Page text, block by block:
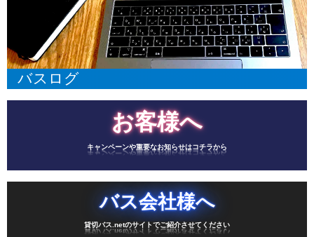
バスログ
お客様へ
キャンペーンや重要なお知らせはコチラから
バス会社様へ
貸切バス.netのサイトでご紹介させてください